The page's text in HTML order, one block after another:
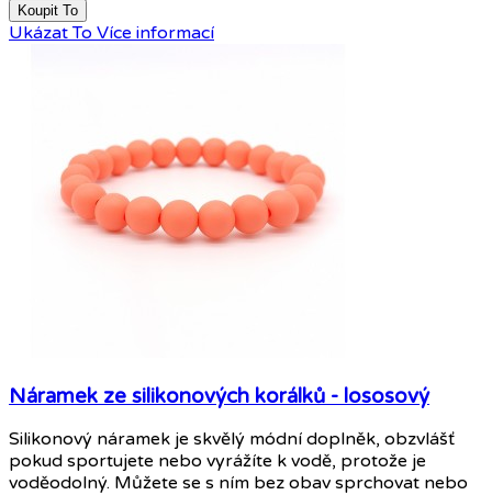
Koupit To
Ukázat To Více informací
Náramek ze silikonových korálků - lososový
Silikonový náramek je skvělý módní doplněk, obzvlášť
pokud sportujete nebo vyrážíte k vodě, protože je
voděodolný. Můžete se s ním bez obav sprchovat nebo